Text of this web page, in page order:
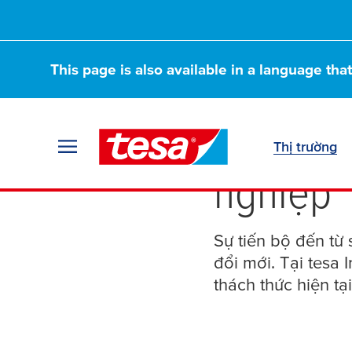
This page is also available in a language
Thị trường
Giải
nghiệp
Sự tiến bộ đến từ
đổi mới. Tại tesa
thách thức hiện